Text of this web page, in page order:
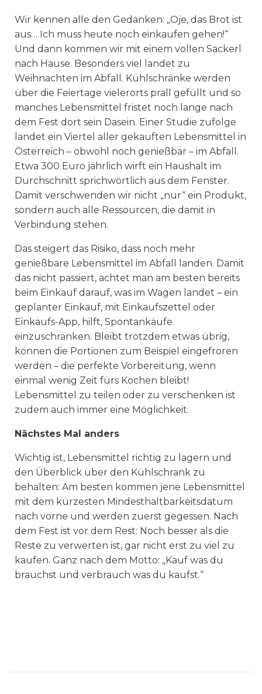
Wir kennen alle den Gedanken: „Oje, das Brot ist
aus… Ich muss heute noch einkaufen gehen!“
Und dann kommen wir mit einem vollen Sackerl
nach Hause. Besonders viel landet zu
Weihnachten im Abfall. Kühlschränke werden
über die Feiertage vielerorts prall gefüllt und so
manches Lebensmittel fristet noch lange nach
dem Fest dort sein Dasein. Einer Studie zufolge
landet ein Viertel aller gekauften Lebensmittel in
Österreich – obwohl noch genießbar – im Abfall.
Etwa 300 Euro jährlich wirft ein Haushalt im
Durchschnitt sprichwörtlich aus dem Fenster.
Damit verschwenden wir nicht „nur“ ein Produkt,
sondern auch alle Ressourcen, die damit in
Verbindung stehen.
Das steigert das Risiko, dass noch mehr
genießbare Lebensmittel im Abfall landen. Damit
das nicht passiert, achtet man am besten bereits
beim Einkauf darauf, was im Wagen landet – ein
geplanter Einkauf, mit Einkaufszettel oder
Einkaufs-App, hilft, Spontankäufe
einzuschränken. Bleibt trotzdem etwas übrig,
können die Portionen zum Beispiel eingefroren
werden – die perfekte Vorbereitung, wenn
einmal wenig Zeit fürs Kochen bleibt!
Lebensmittel zu teilen oder zu verschenken ist
zudem auch immer eine Möglichkeit.
Nächstes Mal anders
Wichtig ist, Lebensmittel richtig zu lagern und
den Überblick über den Kühlschrank zu
behalten: Am besten kommen jene Lebensmittel
mit dem kürzesten Mindesthaltbarkeitsdatum
nach vorne und werden zuerst gegessen. Nach
dem Fest ist vor dem Rest: Noch besser als die
Reste zu verwerten ist, gar nicht erst zu viel zu
kaufen. Ganz nach dem Motto: „Kauf was du
brauchst und verbrauch was du kaufst.“